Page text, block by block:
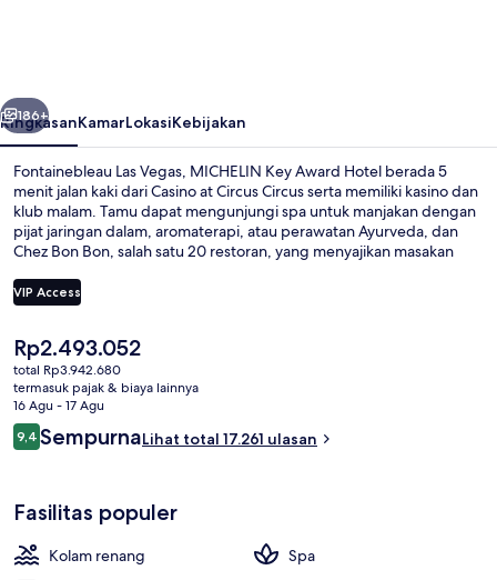
Award
Hotel
Berikutnya
186+
RingkasanKamarLokasiKebijakan
Fontainebleau Las Vegas, MICHELIN Key Award Hotel berada 5
menit jalan kaki dari Casino at Circus Circus serta memiliki kasino dan
klub malam. Tamu dapat mengunjungi spa untuk manjakan dengan
pijat jaringan dalam, aromaterapi, atau perawatan Ayurveda, dan
Chez Bon Bon, salah satu 20 restoran, yang menyajikan masakan
Vegas Festival Grounds dan Sahara Las Vegas Casino yang hanya
berjarak 15 menit berjalan kaki dari resor mewah ini. . Para traveler
VIP Access
Harga
saat
ini
Rp2.493.052
Rp2.493.052
total Rp3.942.680
termasuk pajak & biaya lainnya
16 Agu - 17 Agu
Ulasan
9,49,4 dari 10
SempurnaLihat total 17.261 ulasan
Fasilitas populer
Kolam renang
Spa